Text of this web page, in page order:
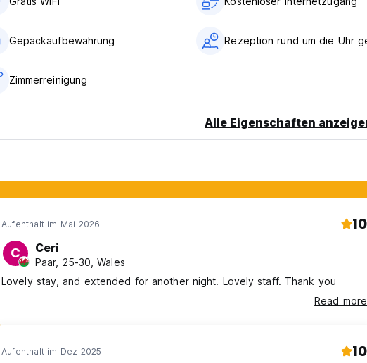
Gepäckaufbewahrung Rezeption rund um die Uhr
Zimmerreinigung
Alle Eigenschaften
Aufenthalt im Mai 2026 10
C Ceri
Paar, 25-30, Wales
Lovely stay, and extended for another night. Lovely staff. Thank you
Read more
Aufenthalt im Dez 2025 10